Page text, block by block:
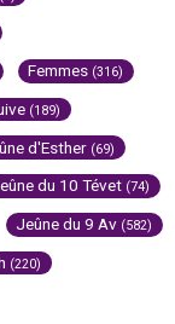
Femmes (316)
(189)
d'Esther (69)
du 10 Tévet (74)
Jeûne du 9 Av (582)
(220)